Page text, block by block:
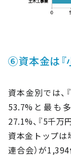
⑥資本金は『
資本金別では、
53.7%と最も
27.1%、『5千万
資本金トップは
連合会）が